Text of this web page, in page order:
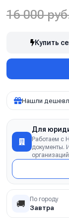
16 000
Купить
Нашли
Для
Работаем с
документы.
🚚 По городу
Завтра